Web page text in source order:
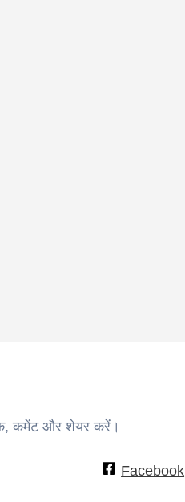
कमेंट और शेयर करें।
Facebook